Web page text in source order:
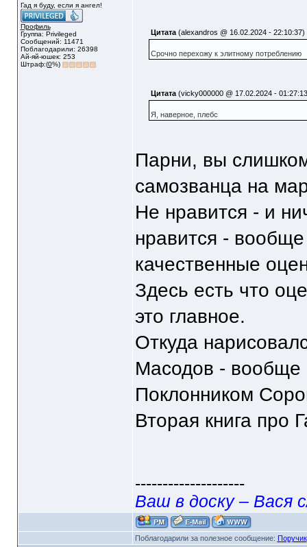
Гад я буду, если я ангел!
Профиль
Группа: Privileged
Сообщений: 11471
Поблагодарили: 26398
Ай-яй-юшек: 253
Штраф:(0%)
Цитата(alexandros @ 16.02.2024 - 22:10:37)
Срочно перехожу к элитному потреблению
Цитата(vicky000000 @ 17.02.2024 -
Я, наверное, плебс
Парни, вы
самозванца на
Не нравится - и
нравится -
качественные
Здесь есть что
это главное.
Откуда
Масодов - вообще
Поклонником
Вторая книга про
--------------------
Ваш в доску – Вася
Поблагодарили за полезное сообщение: Поручик